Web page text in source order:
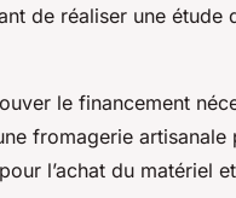
de réaliser une
le financement
fromagerie
l’achat du matériel